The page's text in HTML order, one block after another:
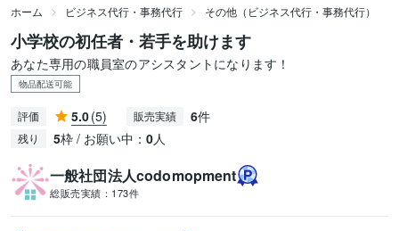
ホーム ビジネス代行・事務代行 その他（ビジネス代行・事務代行）
小学校の初任者・若手を助けます
あなた専用の職員室のアシスタントになります！
物品配送可能
評価 5.0(5) 販売実績 6件
残り 5枠 / お願い中： 0人
一般社団法人codomopment
総販売実績： 173件